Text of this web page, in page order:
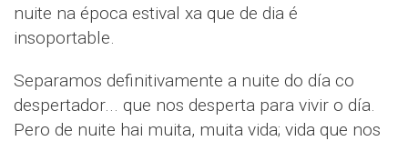
nuite na época estival xa que de dia é
insoportable.
Separamos definitivamente a nuite do día co
despertador... que nos desperta para vivir o día.
Pero de nuite hai muita, muita vida; vida que nos